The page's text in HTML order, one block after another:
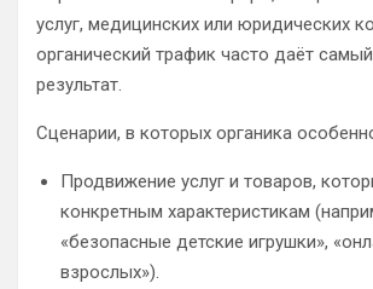
услуг, медицинских или юридических
органический трафик часто даёт
результат.
Сценарии, в которых органика
Продвижение услуг и товаров,
конкретным характеристикам
«безопасные детские игрушки»,
взрослых»).